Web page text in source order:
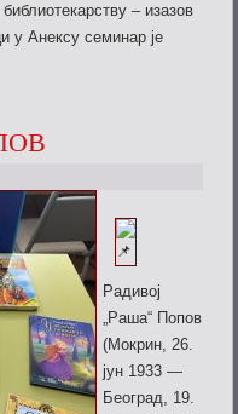
– изазов
у Анексу семинар је
Радивој
„Раша“ Попов
(Мокрин, 26.
јун 1933 ―
Београд, 19.